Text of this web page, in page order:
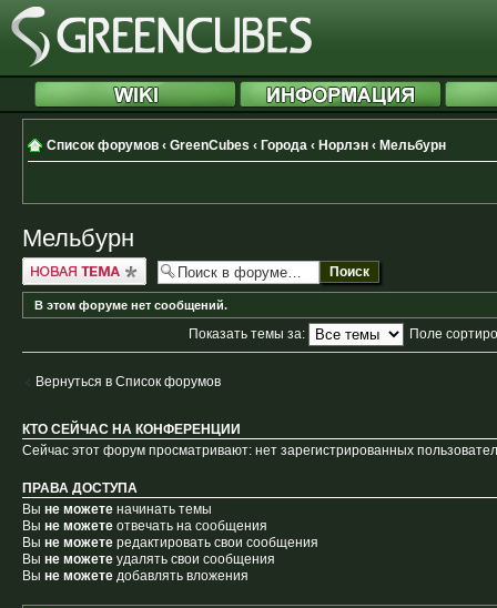
Список форумов ‹ GreenCubes ‹ Города ‹ Норлэн ‹ Мельбурн
Мельбурн
Новая тема
В этом форуме нет сообщений.
Показать темы за: Поле
Вернуться в Список форумов
КТО СЕЙЧАС НА КОНФЕРЕНЦИИ
Сейчас этот форум просматривают: нет зарегистрированных
ПРАВА ДОСТУПА
Вы не можете начинать темы
Вы не можете отвечать на сообщения
Вы не можете редактировать свои сообщения
Вы не можете удалять свои сообщения
Вы не можете добавлять вложения